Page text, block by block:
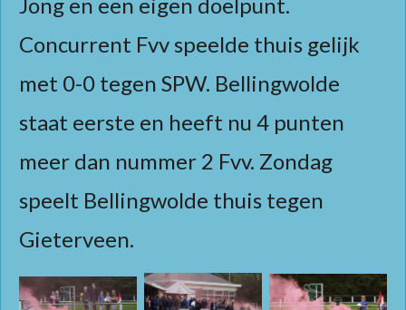
Concurrent Fvv speelde thuis gelijk
met 0-0 tegen SPW. Bellingwolde
staat eerste en heeft nu 4 punten
meer dan nummer 2 Fvv. Zondag
speelt Bellingwolde thuis tegen
Gieterveen.